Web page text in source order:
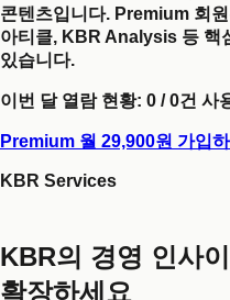
콘텐츠입니다. Premium 회
아티클, KBR Analysis 등 핵
있습니다.
이번 달 열람 현황: 0 /0건 사
Premium 월 29,900원 가입하
KBR Services
KBR의 경영 인사
확장하세요